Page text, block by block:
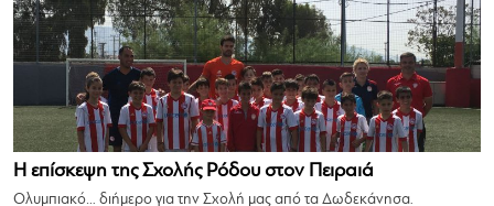
Η επίσκεψη της Σχολής Ρόδου στον Πειραιά
Ολυμπιακό… διήμερο για την Σχολή μας από τα Δωδεκάνησα.